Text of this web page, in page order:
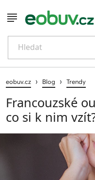
Hledat
eobuv.cz › Blog › Trendy
Francouzské
co si k nim